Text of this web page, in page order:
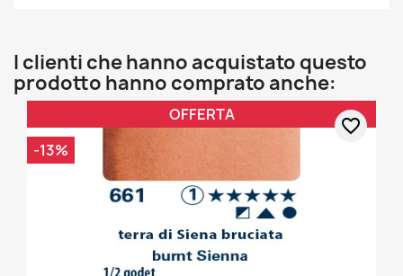
I clienti che hanno acquistato questo
prodotto hanno comprato anche:
OFFERTA
-13%
favorite_border